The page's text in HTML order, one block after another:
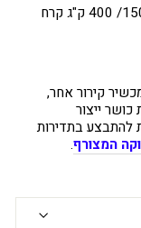
(כושר ייצור 150/ 400 ק"ג קרח
קירור אחר,
ייצור
להתבצע בתדירות
המצורף.